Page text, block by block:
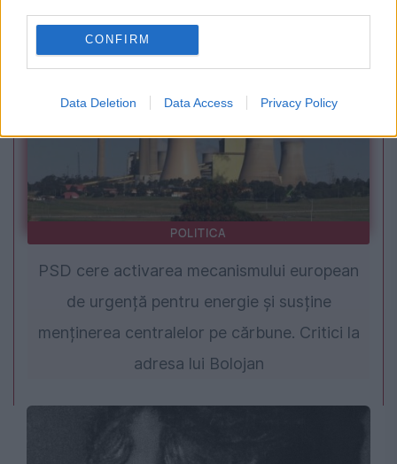
CONFIRM
Data Deletion Data Access Privacy Policy
independent din România
POLITICA
PSD cere activarea mecanismului european
de urgență pentru energie și susține
menținerea centralelor pe cărbune. Critici la
adresa lui Bolojan